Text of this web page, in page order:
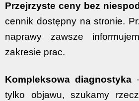
Przejrzyste ceny bez
cennik dostępny na stronie.
naprawy zawsze
zakresie prac.
Kompleksowa diagnostyka
tylko objawu, szukamy